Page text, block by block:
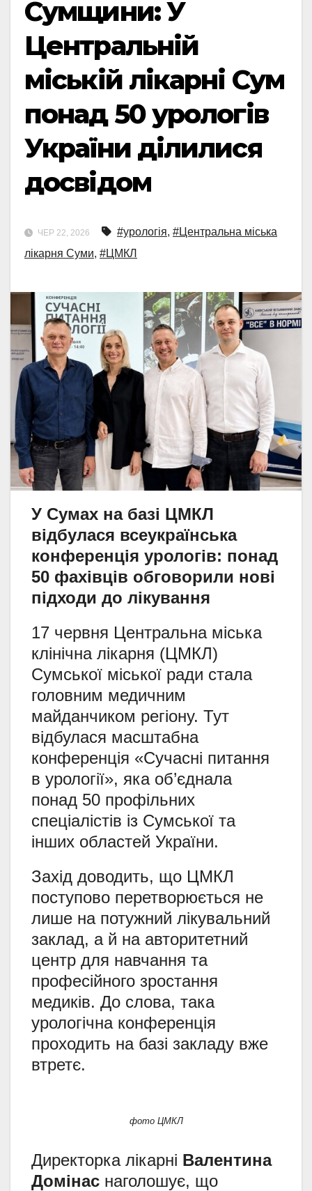
Сумщини: У
Центральній
міській лікарні Сум
понад 50 урологів
України ділилися
досвідом
ЧЕР 22, 2026 #урологія, #Центральна міська
лікарня Суми, #ЦМКЛ
У Сумах на базі ЦМКЛ
відбулася всеукраїнська
конференція урологів: понад
50 фахівців обговорили нові
підходи до лікування
17 червня Центральна міська
клінічна лікарня (ЦМКЛ)
Сумської міської ради стала
головним медичним
майданчиком регіону. Тут
відбулася масштабна
конференція «Сучасні питання
в урології», яка об’єднала
понад 50 профільних
спеціалістів із Сумської та
інших областей України.
Захід доводить, що ЦМКЛ
поступово перетворюється не
лише на потужний лікувальний
заклад, а й на авторитетний
центр для навчання та
професійного зростання
медиків. До слова, така
урологічна конференція
проходить на базі закладу вже
втретє.
фото ЦМКЛ
Директорка лікарні Валентина
Домінас наголошує, що